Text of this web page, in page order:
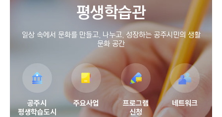
평생학습관
일상 속에서 문화를 만들고, 나누고, 성장하는 공주시민의 생활
문화 공간
공주시
평생학습도시
주요사업
프로그램
신청
네트워크